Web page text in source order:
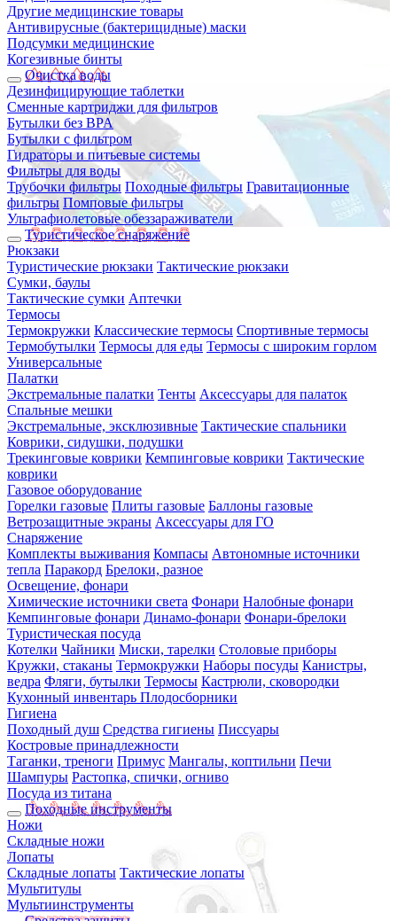
Другие медицинские товары
Антивирусные (бактерицидные) маски
Подсумки медицинские
Когезивные бинты
Очистка воды
Дезинфицирующие таблетки
Сменные картриджи для фильтров
Бутылки без BPA
Бутылки с фильтром
Гидраторы и питьевые системы
Фильтры для воды
Трубочки фильтры Походные фильтры Гравитационные
фильтры Помповые фильтры
Ультрафиолетовые обеззараживатели
Туристическое снаряжение
Рюкзаки
Туристические рюкзаки Тактические рюкзаки
Сумки, баулы
Тактические сумки Аптечки
Термосы
Термокружки Классические термосы Спортивные термосы
Термобутылки Термосы для еды Термосы с широким горлом
Универсальные
Палатки
Экстремальные палатки Тенты Аксессуары для палаток
Спальные мешки
Экстремальные, эксклюзивные Тактические спальники
Коврики, сидушки, подушки
Трекинговые коврики Кемпинговые коврики Тактические
коврики
Газовое оборудование
Горелки газовые Плиты газовые Баллоны газовые
Ветрозащитные экраны Аксессуары для ГО
Снаряжение
Комплекты выживания Компасы Автономные источники
тепла Паракорд Брелоки, разное
Освещение, фонари
Химические источники света Фонари Налобные фонари
Кемпинговые фонари Динамо-фонари Фонари-брелоки
Туристическая посуда
Котелки Чайники Миски, тарелки Столовые приборы
Кружки, стаканы Термокружки Наборы посуды Канистры,
ведра Фляги, бутылки Термосы Кастрюли, сковородки
Кухонный инвентарь Плодосборники
Гигиена
Походный душ Средства гигиены Писсуары
Костровые принадлежности
Таганки, треноги Примус Мангалы, коптильни Печи
Шампуры Растопка, спички, огниво
Посуда из титана
Походные инструменты
Ножи
Складные ножи
Лопаты
Складные лопаты Тактические лопаты
Мультитулы
Мультиинструменты